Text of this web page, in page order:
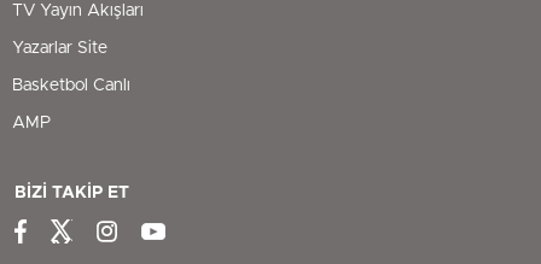
TV Yayın Akışları
Yazarlar Site
Basketbol Canlı
AMP
BİZİ TAKİP ET